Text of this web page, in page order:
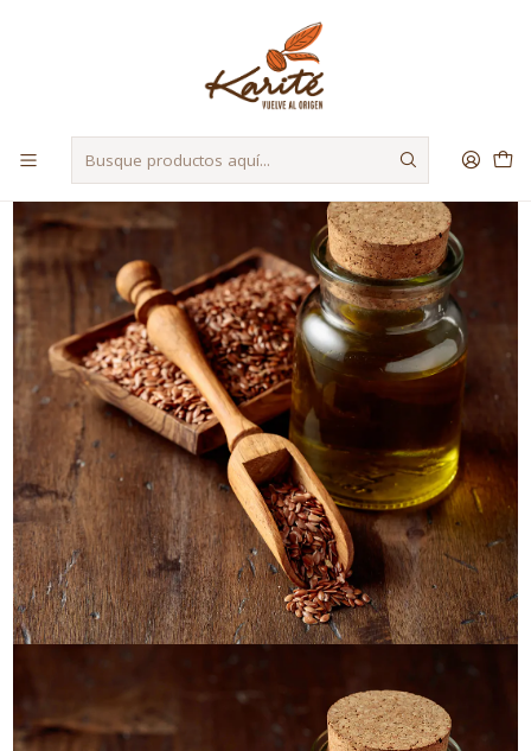
Despacho a Regiones a través de Starken y Bluexpress
Aceites y Mantecas